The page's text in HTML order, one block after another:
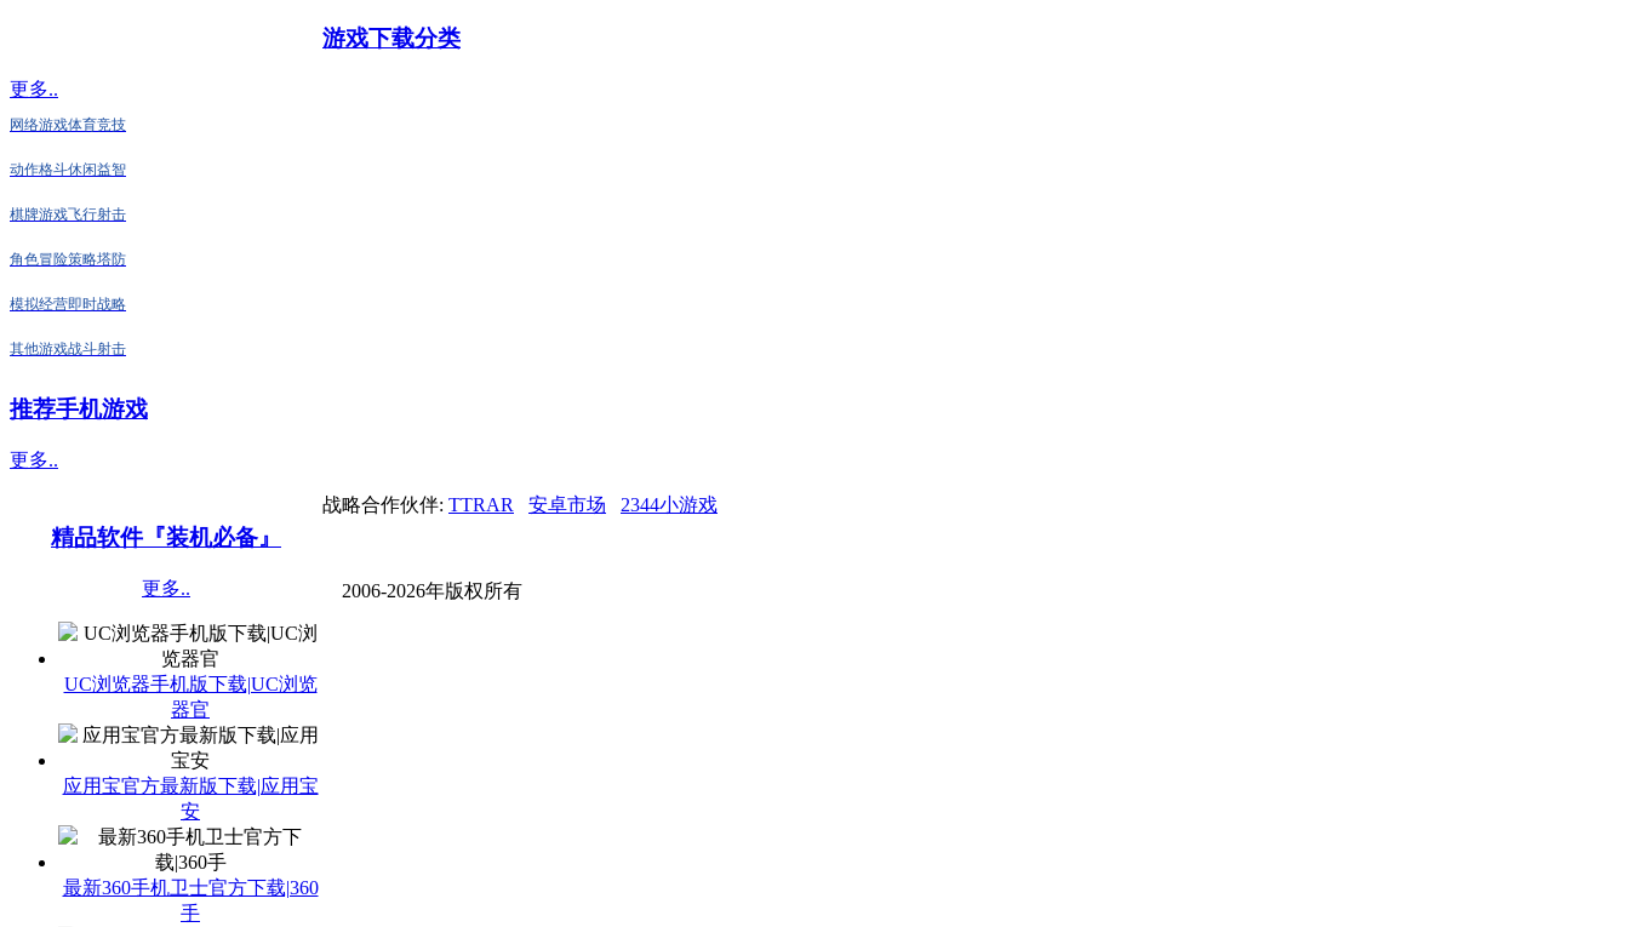
游戏下载分类
更多..
网络游戏体育竞技
动作格斗休闲益智
棋牌游戏飞行射击
角色冒险策略塔防
模拟经营即时战略
其他游戏战斗射击
推荐手机游戏
更多..
精品软件『装机必备』
更多..
UC浏览器手机版下载|UC浏览
器官
应用宝官方最新版下载|应用宝
安
最新360手机卫士官方下载|360
手
战略合作伙伴: TTRAR 安卓市场 2344小游戏
2006-2026年版权所有